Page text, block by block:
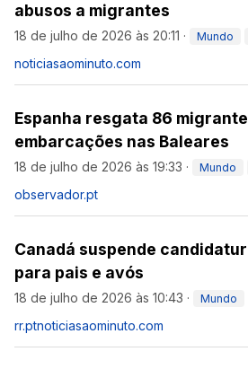
abusos a migrantes
18 de julho de 2026 às 20:11 · Mundo
noticiasaominuto.com
Espanha resgata 86
embarcações nas Baleares
18 de julho de 2026 às 19:33 · Mundo
observador.pt
Canadá suspende
para pais e avós
18 de julho de 2026 às 10:43 · Mundo
rr.ptnoticiasaominuto.com